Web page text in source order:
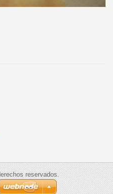
reservados.